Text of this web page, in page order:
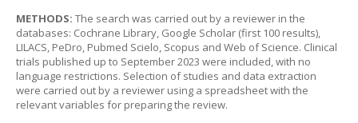
METHODS: The search was carried out by a reviewer in the
databases: Cochrane Library, Google Scholar (first 100 results),
LILACS, PeDro, Pubmed Scielo, Scopus and Web of Science. Clinical
trials published up to September 2023 were included, with no
language restrictions. Selection of studies and data extraction
were carried out by a reviewer using a spreadsheet with the
relevant variables for preparing the review.